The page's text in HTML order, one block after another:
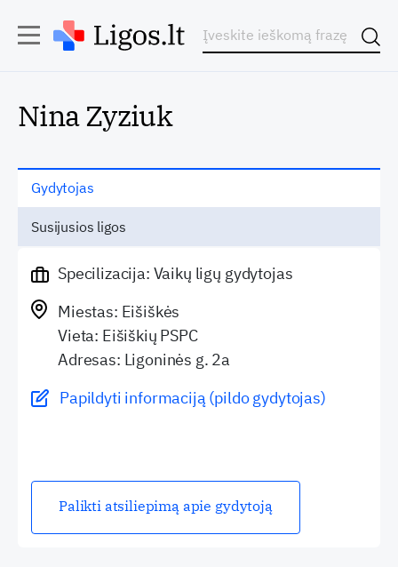
Nina Zyziuk
Gydytojas
Susijusios ligos
Specilizacija: Vaikų ligų gydytojas
Miestas: Eišiškės
Vieta: Eišiškių PSPC
Adresas: Ligoninės g. 2a
Papildyti informaciją (pildo gydytojas)
Palikti atsiliepimą apie gydytoją